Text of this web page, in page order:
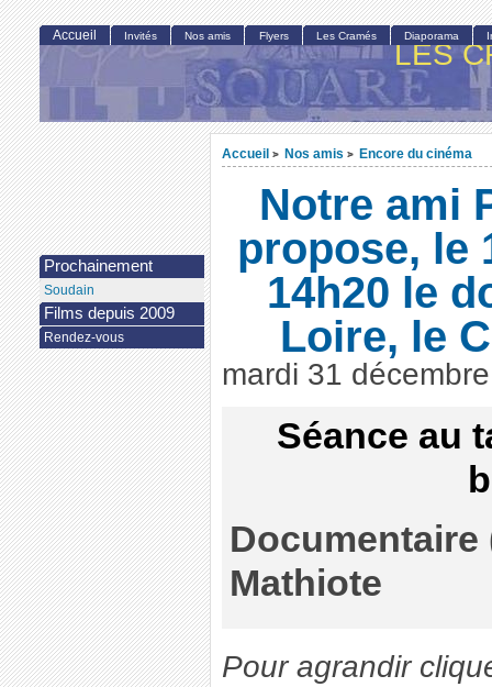
LES
Accueil > Nos amis > Encore du cinéma
Notre ami
propose, le
14h20 le
Loire, le
mardi 31
Séance au
Documentaire
Mathiote
Pour agrandir
Accueil Invités Nos amis Flyers Les Cramés Diaporama
Prochainement
Soudain
Films depuis 2009
Rendez-vous